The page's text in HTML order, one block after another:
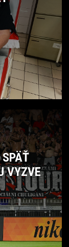
VYZVE